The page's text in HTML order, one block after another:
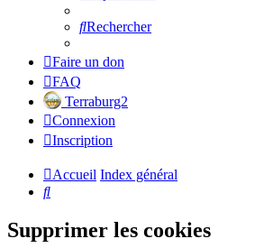
Rechercher
Faire un don
FAQ
Terraburg2
Connexion
Inscription
Accueil Index général
Rechercher
Supprimer les cookies